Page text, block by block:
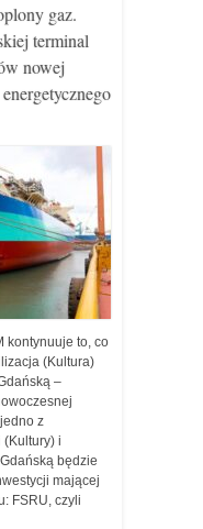
gaz.
terminal
nowej
kontynuuje to, co
(Kultura)
–
z
(Kultury) i
będzie
mającej
FSRU, czyli